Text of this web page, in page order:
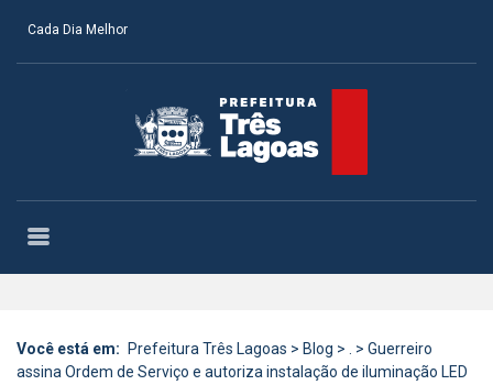
Cada Dia Melhor
Você está em: Prefeitura Três Lagoas > Blog > . > Guerreiro
assina Ordem de Serviço e autoriza instalação de iluminação LED